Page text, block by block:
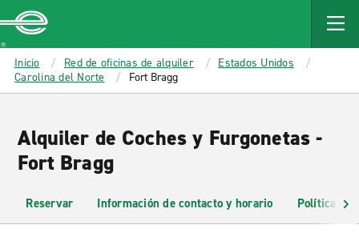
MAIN
CONTENT
Enterprise
Inicio Red de oficinas de alquiler
Estados Unidos
Carolina del Norte
Fort Bragg
Alquiler de Coches y Furgonetas -
Fort Bragg
Reservar Información de contacto y horario Políticas